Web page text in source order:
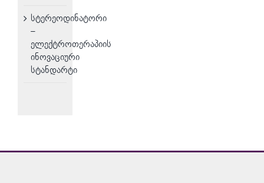
სტერეოდინატორი
–
ელექტროთერაპიის
ინოვაციური
სტანდარტი